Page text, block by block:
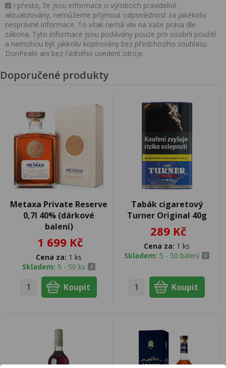
I přesto, že jsou informace o výrobcích pravidelně
aktualizovány, nemůžeme přijmout odpovědnost za jakékoliv
nesprávné informace. To však nemá vliv na Vaše práva dle
zákona. Tyto informace jsou podávány pouze pro osobní použití
a nemohou být jakkoliv kopírovány bez předchozího souhlasu
DonPealo ani bez řádného uvedení zdroje.
Doporučené produkty
Metaxa Private Reserve
0,7l 40% (dárkové
balení)
1 699 Kč
Cena za: 1 ks
Skladem: 5 - 50 ks
Tabák cigaretový
Turner Original 40g
289 Kč
Cena za: 1 ks
Skladem: 5 - 50 balení